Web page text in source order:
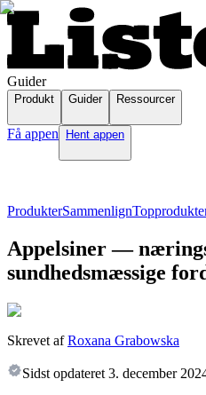
Guider
Produkt Guider Ressourcer
Få appen Hent appen
ProdukterSammenlign
Appelsiner —
sundhedsmæssige
Skrevet af Roxana Grabowska
Sidst opdateret 3. december